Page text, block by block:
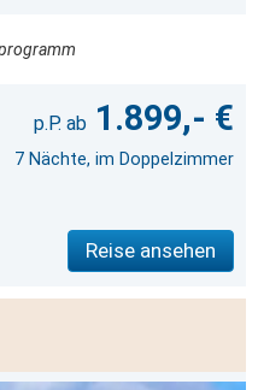
1.899,- €
7 Nächte, im Doppelzimmer
Reise ansehen